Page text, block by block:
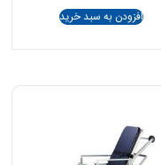
افزودن به سبد خرید